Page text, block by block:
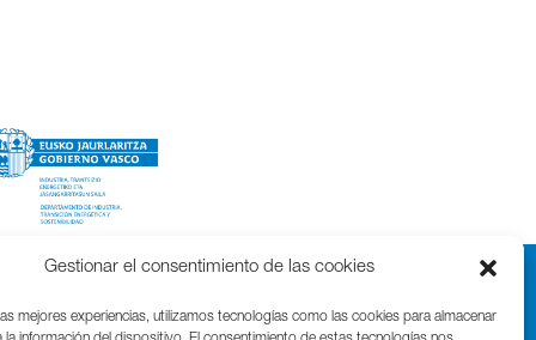
Gestionar el consentimiento de las cookies
mejores experiencias, utilizamos tecnologías como las cookies para almacenar